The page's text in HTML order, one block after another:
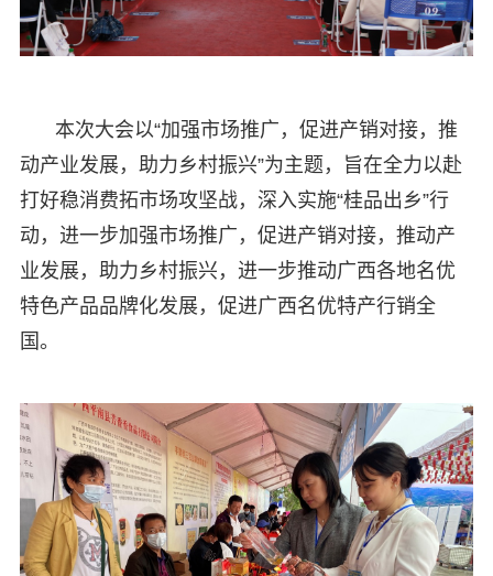
本次大会以“加强市场推广，促进产销对接，推
动产业发展，助力乡村振兴”为主题，旨在全力以赴
打好稳消费拓市场攻坚战，深入实施“桂品出乡”行
动，进一步加强市场推广，促进产销对接，推动产
业发展，助力乡村振兴，进一步推动广西各地名优
特色产品品牌化发展，促进广西名优特产行销全
国。